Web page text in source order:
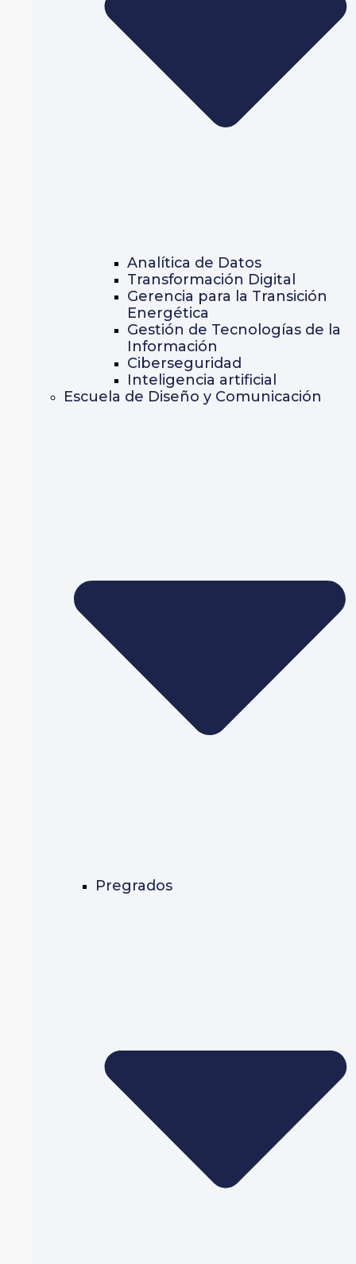
Analítica de Datos
Transformación Digital
Gerencia para la Transición
Energética
Gestión de Tecnologías de la
Información
Ciberseguridad
Inteligencia artificial
Escuela de Diseño y Comunicación
Pregrados